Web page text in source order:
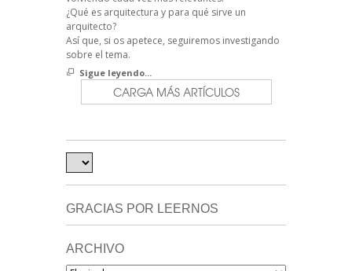
¿Qué es arquitectura y para qué sirve un
arquitecto?
Así que, si os apetece, seguiremos investigando
sobre el tema.
Sigue leyendo...
CARGA MÁS ARTÍCULOS
GRACIAS POR LEERNOS
ARCHIVO